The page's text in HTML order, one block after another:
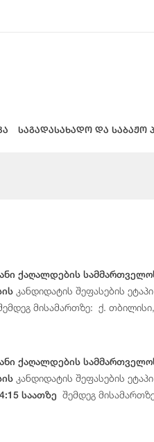
საგადასახადო და საბაჟო
ქაღალდების
კანდიდატის შეფასების
მისამართზე: ქ.
ქაღალდების
კანდიდატის შეფასების
საათზე შემდეგ